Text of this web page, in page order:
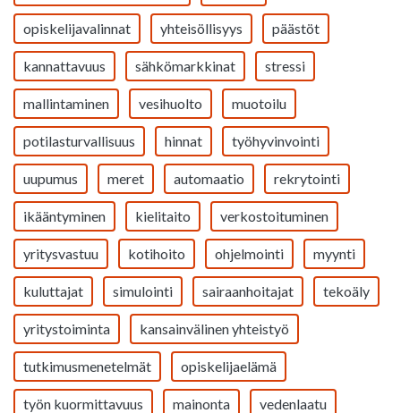
opiskelijavalinnat yhteisöllisyys päästöt
kannattavuus sähkömarkkinat stressi
mallintaminen vesihuolto muotoilu
potilasturvallisuus hinnat työhyvinvointi
uupumus meret automaatio rekrytointi
ikääntyminen kielitaito verkostoituminen
yritysvastuu kotihoito ohjelmointi myynti
kuluttajat simulointi sairaanhoitajat tekoäly
yritystoiminta kansainvälinen yhteistyö
tutkimusmenetelmät opiskelijaelämä
työn kuormittavuus mainonta vedenlaatu